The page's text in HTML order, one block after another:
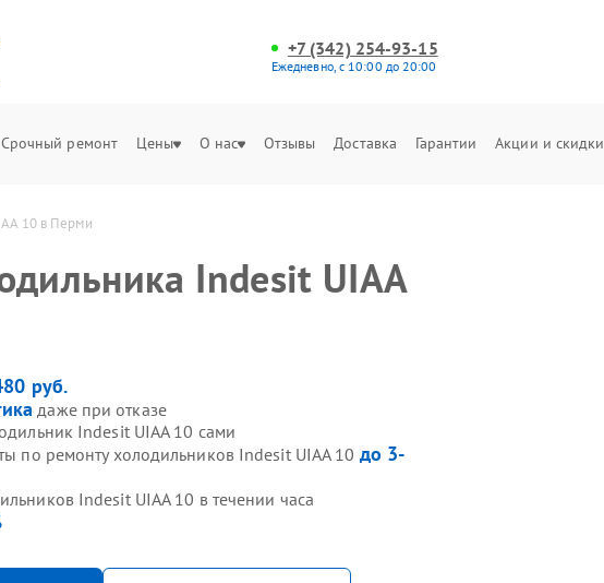
+7 (342) 254-93-15
Ежедневно, с 10:00 до 20:00
Срочный ремонт Цены О нас Отзывы Доставка Гарантии Акции и скидки
10 в Перми
Indesit UIAA
руб.
даже при отказе
Indesit UIAA 10 сами
по ремонту холодильников Indesit UIAA 10 до 3-
Indesit UIAA 10 в течении часа